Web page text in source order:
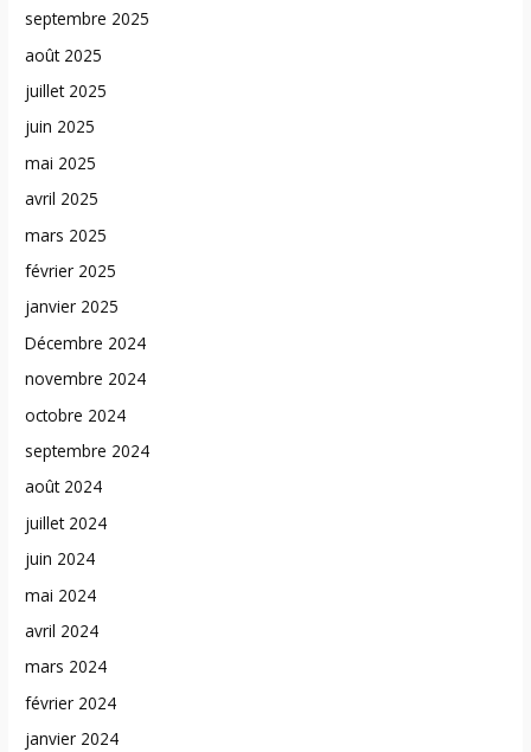
septembre 2025
août 2025
juillet 2025
juin 2025
mai 2025
avril 2025
mars 2025
février 2025
janvier 2025
Décembre 2024
novembre 2024
octobre 2024
septembre 2024
août 2024
juillet 2024
juin 2024
mai 2024
avril 2024
mars 2024
février 2024
janvier 2024